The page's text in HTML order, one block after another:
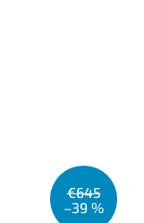
€645
–39 %